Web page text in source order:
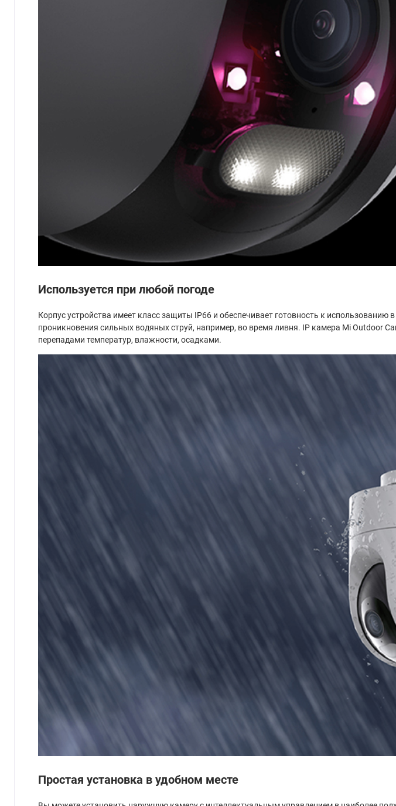
Используется при любой погоде
Корпус устройства имеет класс защиты IP66 и обеспечивает готовность к
проникновения сильных водяных струй, например, во время ливня. IP камера Mi Outdoor
перепадами температур, влажности, осадками.
Простая установка в удобном месте